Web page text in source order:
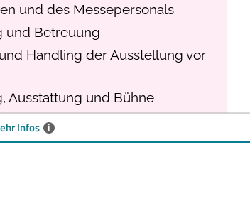
und des Messepersonals
und Betreuung
Handling der Ausstellung vor
Ausstattung und Bühne
Infos i